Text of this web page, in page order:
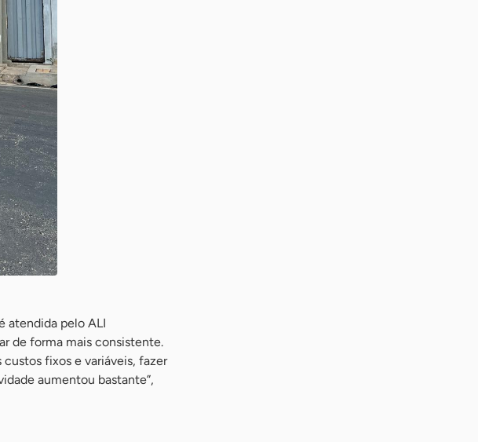
atendida pelo ALI
de forma mais consistente.
fixos e variáveis, fazer
aumentou bastante”,